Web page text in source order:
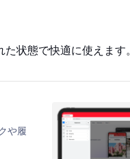
状態で快適に使えます。
や履